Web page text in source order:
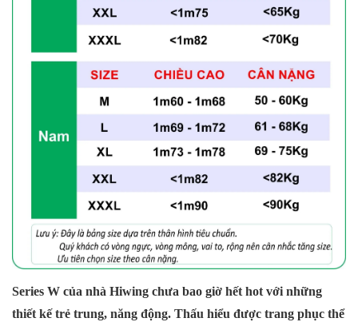
Series W của nhà Hiwing chưa bao giờ hết hot với những
thiết kế trẻ trung, năng động. Thấu hiểu được trang phục thể